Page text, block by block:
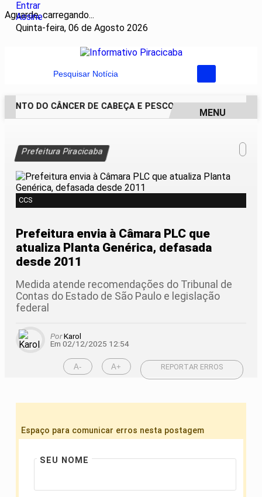
Aguarde, carregando...
Entrar
Assine
Quinta-feira, 06 de Agosto 2026
Pesquisar Notícia
DO CÂNCER DE CABEÇA E PESCOÇO EVOLUI E AMPLIA
MENU
Prefeitura Piracicaba
CCS
Prefeitura envia à Câmara PLC que
atualiza Planta Genérica, defasada
desde 2011
Medida atende recomendações do Tribunal de
Contas do Estado de São Paulo e legislação
federal
PorKarol
Em 02/12/2025 12:54
A- A+ REPORTAR ERROS
Espaço para comunicar erros nesta postagem
SEU NOME